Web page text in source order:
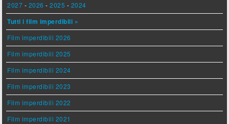
2027 - 2026 -2025 - 2024
Tutti i film imperdibili »
Film imperdibili 2026
Film imperdibili 2025
Film imperdibili 2024
Film imperdibili 2023
Film imperdibili 2022
Film imperdibili 2021